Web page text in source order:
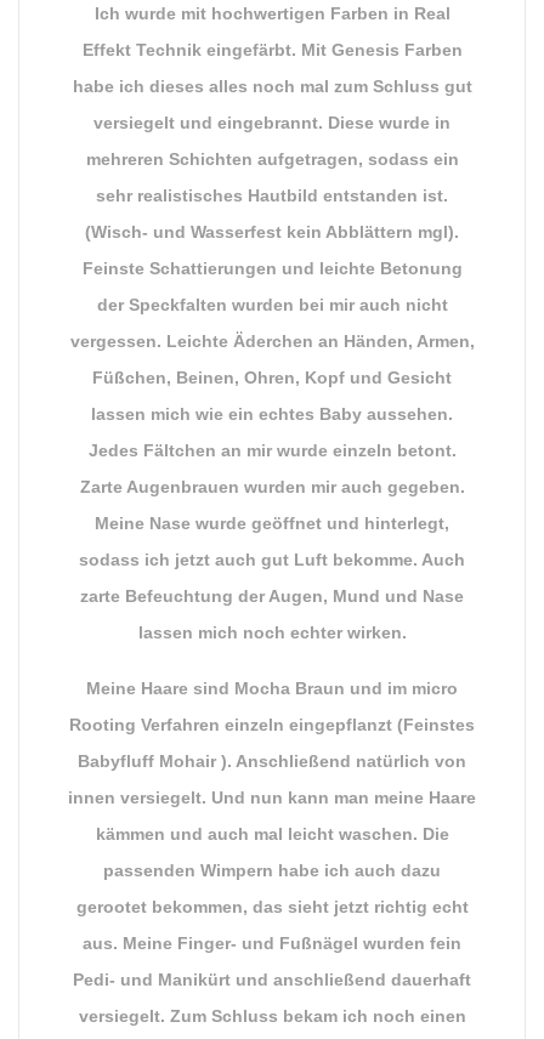
Ich wurde mit hochwertigen Farben in Real
Effekt Technik eingefärbt. Mit Genesis Farben
habe ich dieses alles noch mal zum Schluss gut
versiegelt und eingebrannt. Diese wurde in
mehreren Schichten aufgetragen, sodass ein
sehr realistisches Hautbild entstanden ist.
(Wisch- und Wasserfest kein Abblättern mgl).
Feinste Schattierungen und leichte Betonung
der Speckfalten wurden bei mir auch nicht
vergessen. Leichte Äderchen an Händen, Armen,
Füßchen, Beinen, Ohren, Kopf und Gesicht
lassen mich wie ein echtes Baby aussehen.
Jedes Fältchen an mir wurde einzeln betont.
Zarte Augenbrauen wurden mir auch gegeben.
Meine Nase wurde geöffnet und hinterlegt,
sodass ich jetzt auch gut Luft bekomme. Auch
zarte Befeuchtung der Augen, Mund und Nase
lassen mich noch echter wirken.
Meine Haare sind Mocha Braun und im micro
Rooting Verfahren einzeln eingepflanzt (Feinstes
Babyfluff Mohair ). Anschließend natürlich von
innen versiegelt. Und nun kann man meine Haare
kämmen und auch mal leicht waschen. Die
passenden Wimpern habe ich auch dazu
gerootet bekommen, das sieht jetzt richtig echt
aus. Meine Finger- und Fußnägel wurden fein
Pedi- und Manikürt und anschließend dauerhaft
versiegelt. Zum Schluss bekam ich noch einen